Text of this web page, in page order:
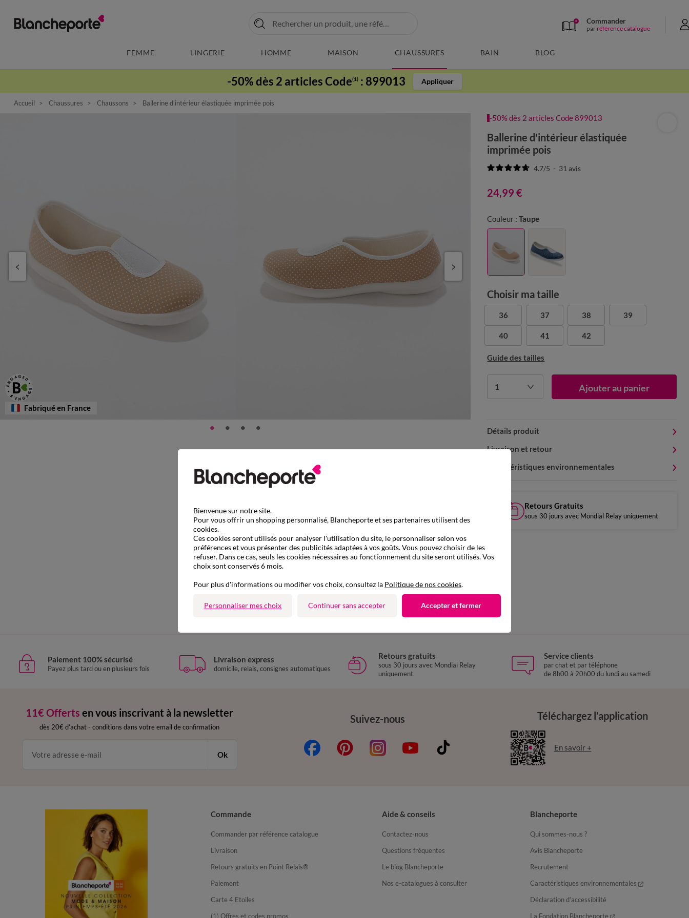
Commander
par référence catalogue
FEMME LINGERIE HOMME MAISON CHAUSSURES BAIN BLOG
-50% dès 2 articles Code(1) : 899013 Appliquer
Accueil Chaussures Chaussons Ballerine d'intérieur élastiquée imprimée pois
Fabriqué en France
-50% dès 2 articles Code 899013
Ballerine d'intérieur élastiquée
imprimée pois
4.7/5 - 31avis
24,99 €
Couleur : Taupe
Choisir ma taille
36 37 38 39
40 41 42
Guide des tailles
1 Ajouter au panier
Détails produit
Livraison et retour
Caractéristiques environnementales
Retours Gratuits
sous 30 jours avec Mondial Relay uniquement
D'autres idées de Chaussons
Charentaises Chaussons
Paiement 100% sécurisé
Payez plus tard ou en plusieurs fois
Livraison express
domicile, relais, consignes automatiques
Retours gratuits
sous 30 jours avec Mondial Relay
uniquement
Service clients
par chat et par téléphone
de 8h00 à 20h00 du lundi au samedi
11€ Offerts en vous inscrivant à la newsletter
dès 20€ d’achat - conditions dans votre email de confirmation
Ok
Suivez-nous Téléchargez l’application
En savoir +
Commande
Commander par référence catalogue
Livraison
Retours gratuits en Point Relais®
Paiement
Carte 4 Etoiles
(1) Offres et codes promos
Aide & conseils
Contactez-nous
Questions fréquentes
Le blog Blancheporte
Nos e-catalogues à consulter
Blancheporte
Qui sommes-nous ?
Avis Blancheporte
Recrutement
Caractéristiques environnementales
Déclaration d’accessibilité
La Fondation Blancheporte
Bienvenue sur notre site.
Pour vous offrir un shopping personnalisé, Blancheporte et ses partenaires utilisent des
cookies.
Ces cookies seront utilisés pour analyser l'utilisation du site, le personnaliser selon vos
préférences et vous présenter des publicités adaptées à vos goûts. Vous pouvez choisir de les
refuser. Dans ce cas, seuls les cookies nécessaires au fonctionnement du site seront utilisés. Vos
choix sont conservés 6 mois.
Pour plus d'informations ou modifier vos choix, consultez la Politique de nos cookies.
Personnaliser mes choix Continuer sans accepter Accepter et fermer